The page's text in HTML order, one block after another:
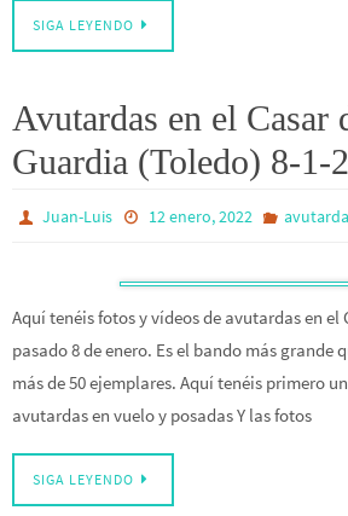
SIGA LEYENDO
Avutardas en el Casar
Guardia (Toledo) 8-1-
Juan-Luis 12 enero, 2022
Aquí tenéis fotos y vídeos de avutardas en el
pasado 8 de enero. Es el bando más grande
más de 50 ejemplares. Aquí tenéis primero
avutardas en vuelo y posadas Y las fotos
SIGA LEYENDO